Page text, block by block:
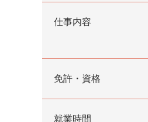
仕事内容
免許・資格
就業時間